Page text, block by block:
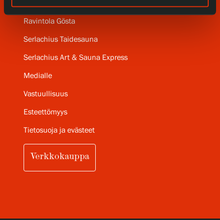
Ravintola Gösta
Serlachius Taidesauna
Serlachius Art & Sauna Express
Medialle
Vastuullisuus
Esteettömyys
Tietosuoja ja evästeet
Verkkokauppa